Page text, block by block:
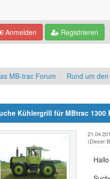
Anmelden Registrieren
MB-trac Forum Rund um
Kühlergrill für MBtrac 1300
(Dieser
Hallo